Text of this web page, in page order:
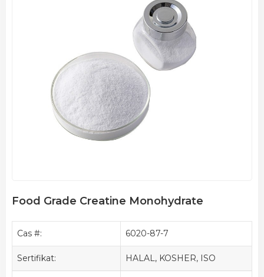
Food Grade Creatine Monohydrate
Cas #: 6020-87-7
Sertifikat: HALAL, KOSHER, ISO